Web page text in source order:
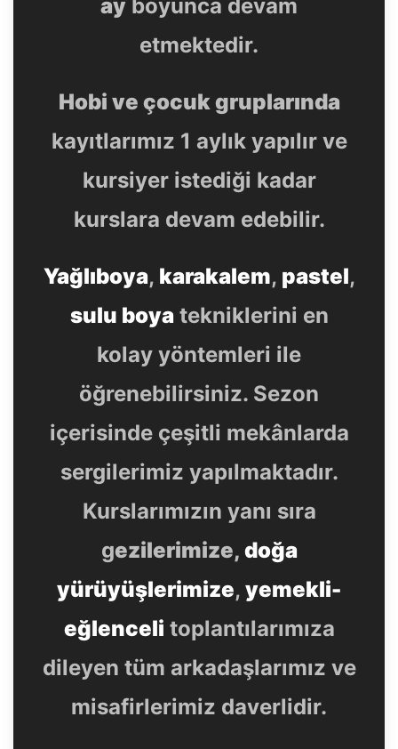
ay boyunca devam
etmektedir.
Hobi ve çocuk gruplarında
kayıtlarımız 1 aylık yapılır ve
kursiyer istediği kadar
kurslara devam edebilir.
Yağlıboya, karakalem, pastel,
sulu boyatekniklerini en
kolay yöntemleri ile
öğrenebilirsiniz. Sezon
içerisinde çeşitli mekânlarda
sergilerimiz yapılmaktadır.
Kurslarımızın yanı sıra
gezilerimize, doğa
yürüyüşlerimize, yemekli-
eğlenceli toplantılarımıza
dileyen tüm arkadaşlarımız ve
misafirlerimiz daverlidir.